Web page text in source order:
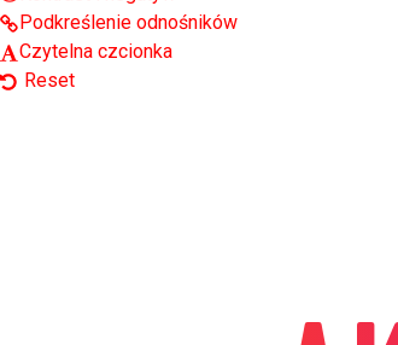
Podkreślenie odnośników
Czytelna czcionka
Reset